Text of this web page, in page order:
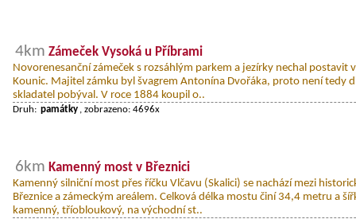
4km Zámeček Vysoká u Příbrami
Novorenesanční zámeček s rozsáhlým parkem a jezírky nechal postavit
Kounic. Majitel zámku byl švagrem Antonína Dvořáka, proto není tedy
skladatel pobýval. V roce 1884 koupil o..
Druh: památky , zobrazeno: 4696x
6km Kamenný most v Březnici
Kamenný silniční most přes říčku Vlčavu (Skalici) se nachází mezi
Březnice a zámeckým areálem. Celková délka mostu činí 34,4 metru a
kamenný, tříobloukový, na východní st..